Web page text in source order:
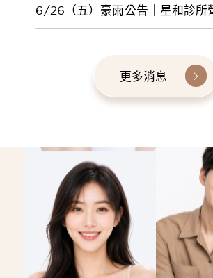
6/26（五）豪雨公告｜星和診所
更多消息